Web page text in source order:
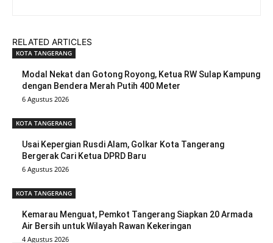
RELATED ARTICLES
KOTA TANGERANG
Modal Nekat dan Gotong Royong, Ketua RW Sulap Kampung
dengan Bendera Merah Putih 400 Meter
6 Agustus 2026
KOTA TANGERANG
Usai Kepergian Rusdi Alam, Golkar Kota Tangerang
Bergerak Cari Ketua DPRD Baru
6 Agustus 2026
KOTA TANGERANG
Kemarau Menguat, Pemkot Tangerang Siapkan 20 Armada
Air Bersih untuk Wilayah Rawan Kekeringan
4 Agustus 2026